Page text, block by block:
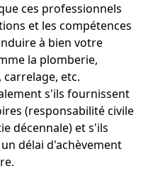
ces professionnels
et les compétences
à bien votre
la plomberie,
etc.
s'ils fournissent
(responsabilité civile
décennale) et s'ils
délai d'achèvement